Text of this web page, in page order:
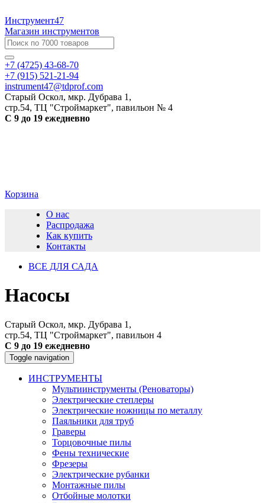
Инструмент47
Магазин инструментов
+7 (4725) 43-68-70
+7 (915) 521-21-94
instrument47@tdprof.com
Старый Оскол, мкр. Дубрава 1,
стр.54, ТЦ "Строймаркет", павильон № 4
С 9 до 19 ежедневно
Корзина
О нас
Распродажа
Как купить
Контакты
ВСЕ ДЛЯ САДА
Насосы
Старый Оскол, мкр. Дубрава 1,
стр.54, ТЦ "Строймаркет", павильон 4
С 9 до 19 ежедневно
Toggle navigation
ИНСТРУМЕНТЫ
Мультиинструменты (Реноваторы)
Электрические степлеры
Электрические ножницы по металлу
Паяльники для труб
Граверы
Торцовочные пилы
Фены технические
Фрезеры
Электрические рубанки
Монтажные пилы
Отбойные молотки